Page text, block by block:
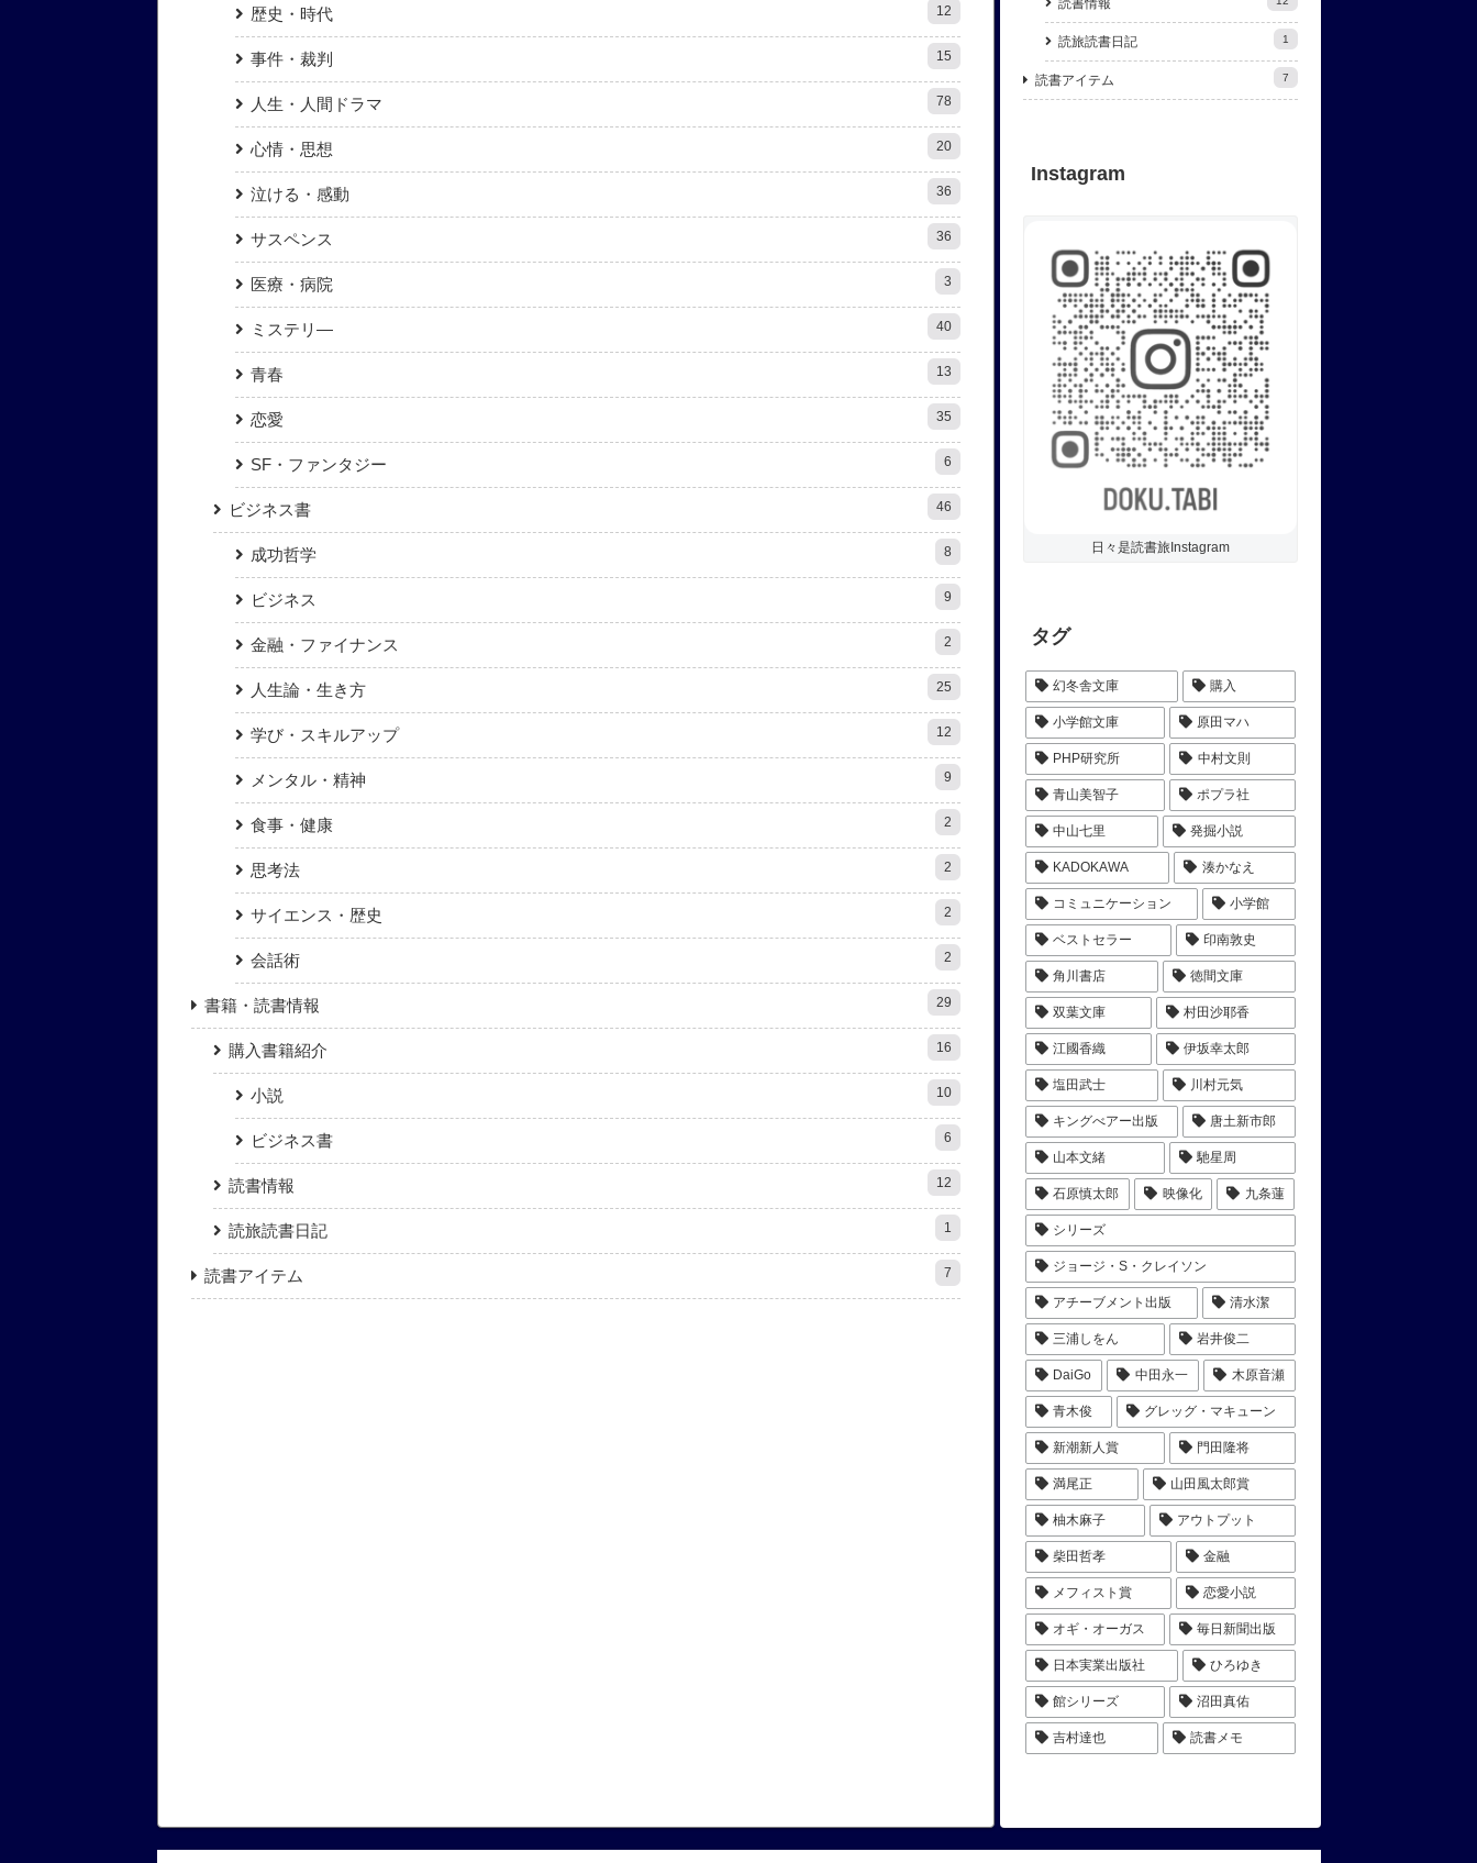
歴史・時代 12
事件・裁判 15
人生・人間ドラマ 78
心情・思想 20
泣ける・感動 36
サスペンス 36
医療・病院 3
ミステリ― 40
青春 13
恋愛 35
SF・ファンタジー 6
ビジネス書 46
成功哲学 8
ビジネス 9
金融・ファイナンス 2
人生論・生き方 25
学び・スキルアップ 12
メンタル・精神 9
食事・健康 2
思考法 2
サイエンス・歴史 2
会話術 2
書籍・読書情報 29
購入書籍紹介 16
小説 10
ビジネス書 6
読書情報 12
読旅読書日記 1
読書アイテム 7
読書情報
読旅読書日記 1
読書アイテム 7
Instagram
日々是読書旅Instagram
タグ
幻冬舎文庫 購入
小学館文庫 原田マハ
PHP研究所 中村文則
青山美智子 ポプラ社
中山七里 発掘小説
KADOKAWA 湊かなえ
コミュニケーション 小学館
ベストセラー 印南敦史
角川書店 徳間文庫
双葉文庫 村田沙耶香
江國香織 伊坂幸太郎
塩田武士 川村元気
キングべアー出版 唐土新市郎
山本文緒 馳星周
石原慎太郎 映像化 九条蓮
シリーズ
ジョージ・S・クレイソン
アチーブメント出版 清水潔
三浦しをん 岩井俊二
DaiGo 中田永一 木原音瀬
青木俊 グレッグ・マキューン
新潮新人賞 門田隆将
満尾正 山田風太郎賞
柚木麻子 アウトプット
柴田哲孝 金融
メフィスト賞 恋愛小説
オギ・オーガス 毎日新聞出版
日本実業出版社 ひろゆき
館シリーズ 沼田真佑
吉村達也 読書メモ